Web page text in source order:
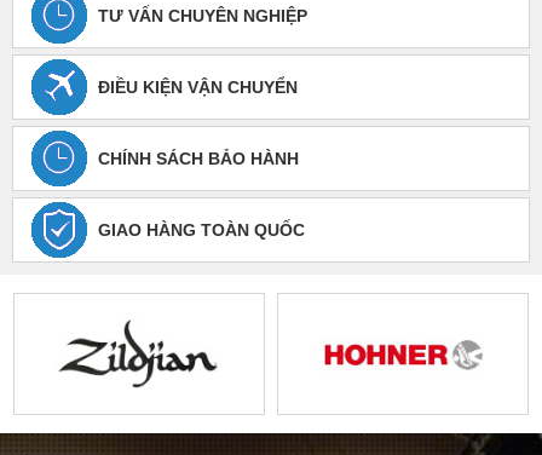
TƯ VẤN CHUYÊN NGHIỆP
ĐIỀU KIỆN VẬN CHUYỂN
CHÍNH SÁCH BẢO HÀNH
GIAO HÀNG TOÀN QUỐC